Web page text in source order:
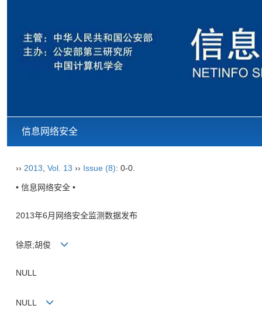
信息网络安全
›› 2013 Vol. 13 ›› Issue (8): 0-0.
• 信息网络安全 •
2013年6月网络安全监测数据发布
徐原;胡俊
NULL
NULL